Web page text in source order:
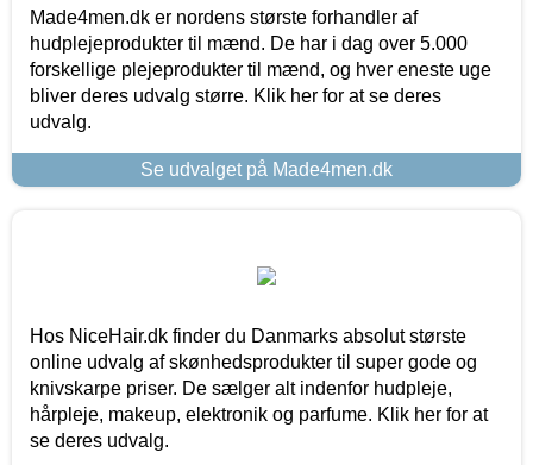
Made4men.dk er nordens største forhandler af
hudplejeprodukter til mænd. De har i dag over 5.000
forskellige plejeprodukter til mænd, og hver eneste uge
bliver deres udvalg større. Klik her for at se deres
udvalg.
Se udvalget på Made4men.dk
Hos NiceHair.dk finder du Danmarks absolut største
online udvalg af skønhedsprodukter til super gode og
knivskarpe priser. De sælger alt indenfor hudpleje,
hårpleje, makeup, elektronik og parfume. Klik her for at
se deres udvalg.